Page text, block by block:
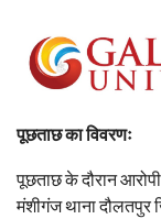
पूछताछ का विवरणः
पूछताछ के दौरान
मंशीगंज थाना दौलतपुर